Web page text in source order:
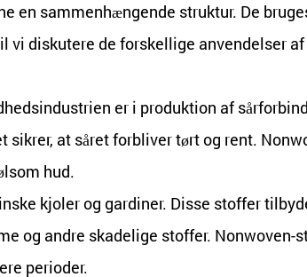
en sammenhængende struktur. De
vi diskutere de forskellige anvendelser
er i produktion af
at såret forbliver tørt og rent.
hud.
kjoler og gardiner. Disse stoffer
og andre skadelige stoffer. Nonwoven-
perioder.